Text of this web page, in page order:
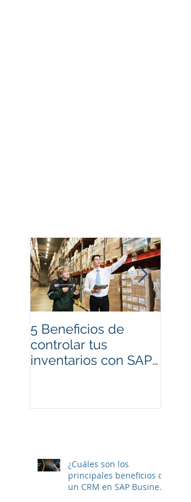
5 Beneficios de
controlar tus
inventarios con SAP
¿Cuáles son los
principales beneficios de
un CRM en SAP Business